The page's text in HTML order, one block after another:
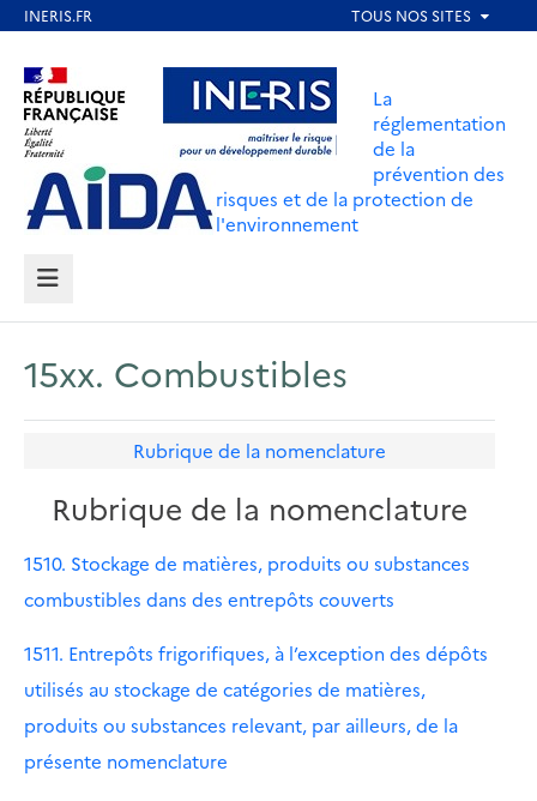
contenu
principal
Aller au contenu Aller au menu
Aller au pied de page
La
réglementation
de la
prévention des
risques et de la protection de
l'environnement
MENU
15xx. Combustibles
Rubrique de la nomenclature
Rubrique de la nomenclature
1510. Stockage de matières, produits ou substances
combustibles dans des entrepôts couverts
1511. Entrepôts frigorifiques, à l’exception des dépôts
utilisés au stockage de catégories de matières,
produits ou substances relevant, par ailleurs, de la
présente nomenclature